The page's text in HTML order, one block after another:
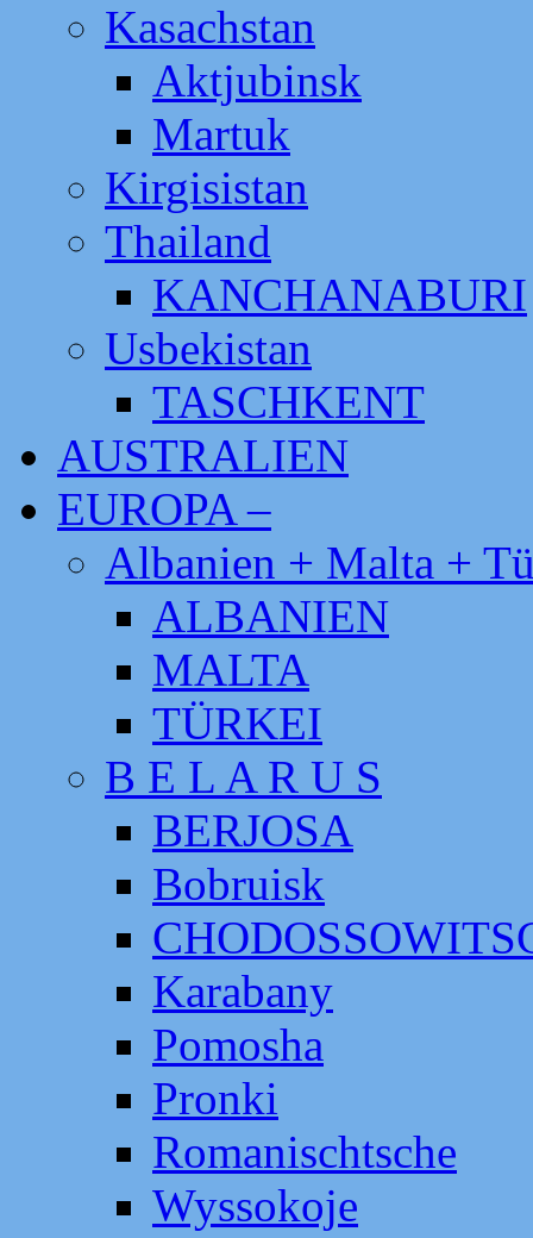
Kasachstan
Aktjubinsk
Martuk
Kirgisistan
Thailand
KANCHANABURI
Usbekistan
TASCHKENT
AUSTRALIEN
EUROPA –
Albanien + Malta +
ALBANIEN
MALTA
TÜRKEI
B E L A R U S
BERJOSA
Bobruisk
Karabany
Pomosha
Pronki
Romanischtsche
Wyssokoje